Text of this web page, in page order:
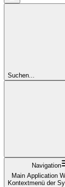
Suchen...
Navigation
Main Application
Kontextmenü der